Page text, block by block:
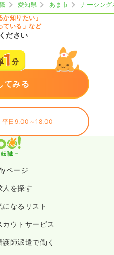
愛知県 あま市
ナーシン
か知りたい」
ている」など
ださい
てみる
平日9:00～18:00
ページ
人を探す
になるリスト
カウトサービス
護師派遣で働く